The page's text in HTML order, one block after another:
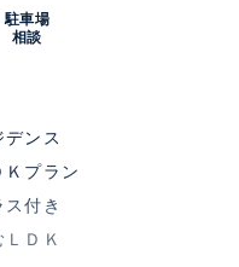
駐車場
相談
ンス
プラン
付き
ＤＫ